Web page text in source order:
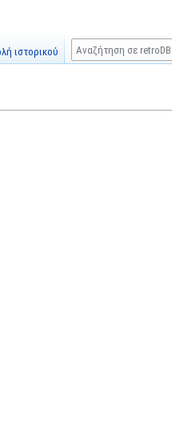
ιστορικού
Αναζήτηση